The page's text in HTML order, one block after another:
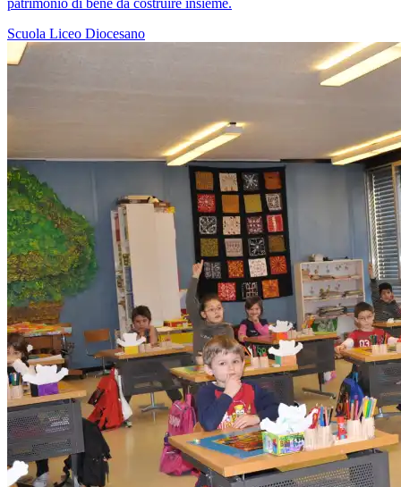
patrimonio di bene da costruire insieme.
Scuola Liceo Diocesano